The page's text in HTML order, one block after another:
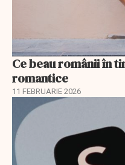
Ce beau românii în
romantice
11 FEBRUARIE 2026